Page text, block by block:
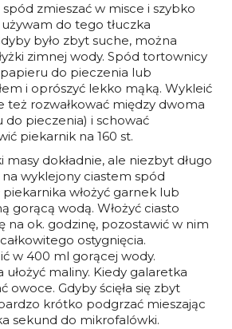
spód zmieszać w misce i szybko
do tego tłuczka
było zbyt suche, można
zimnej wody. Spód tortownicy
do pieczenia lub
i oprószyć lekko mąką. Wykleić
też rozwałkować między dwoma
do pieczenia) i schować
piekarnik na 160 st.
masy dokładnie, ale niezbyt długo
wyklejony ciastem spód
włożyć garnek lub
gorącą wodą. Włożyć ciasto
na ok. godzinę, pozostawić w nim
ostygnięcia.
w 400 ml gorącej wody.
ułożyć maliny. Kiedy galaretka
owoce. Gdyby ścięła się zbyt
krótko podgrzać mieszając
sekund do mikrofalówki.